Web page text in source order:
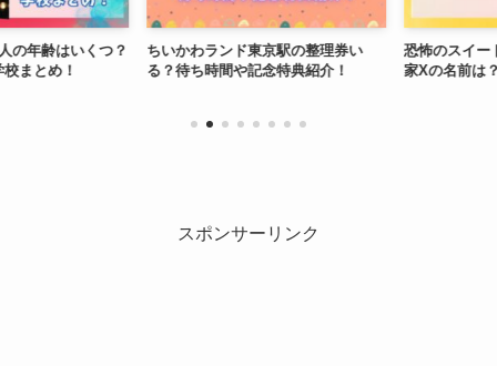
年齢はいくつ？
とめ！
ちいかわランド東京駅の整理券い
る？待ち時間や記念特典紹介！
恐怖のスイート
家Xの名前は？
スポンサーリンク